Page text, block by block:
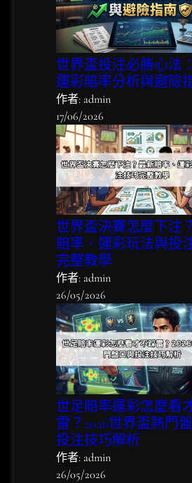
世界盃投注必勝心法
運彩賠率分析與避險
作者: admin
17/06/2026
世界盃決賽怎麼下注
賠率、運彩玩法與投
完整教學
作者: admin
26/05/2026
世足賠率運彩怎麼看
雷？2026世界盃熱門
投注技巧解析
作者: admin
26/05/2026